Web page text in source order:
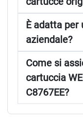
È adatta per
aziendale?
Come si
cartuccia
C8767EE?